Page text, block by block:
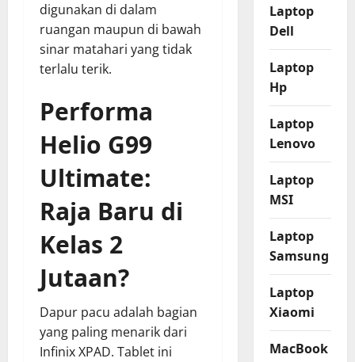
digunakan di dalam
ruangan maupun di bawah
sinar matahari yang tidak
terlalu terik.
Performa
Helio G99
Ultimate:
Raja Baru di
Kelas 2
Jutaan?
Dapur pacu adalah bagian
yang paling menarik dari
Infinix XPAD. Tablet ini
Laptop
Dell
Laptop
Hp
Laptop
Lenovo
Laptop
MSI
Laptop
Samsung
Laptop
Xiaomi
MacBook